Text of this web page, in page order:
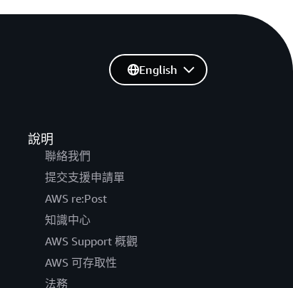
說明
聯絡我們
提交支援申請單
AWS re:Post
知識中心
AWS Support 概觀
AWS 可存取性
法務
English